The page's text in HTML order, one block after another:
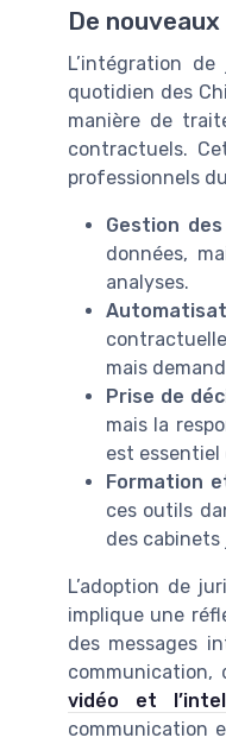
De
L’intégration
quotidien des
manière de
contractuels.
professionnels
Gestion
données,
analyses.
mais
Prise de
mais la
est essentiel
Formation
ces outils
des
L’adoption de
implique une
des messages
communication,
vidéo et
communication